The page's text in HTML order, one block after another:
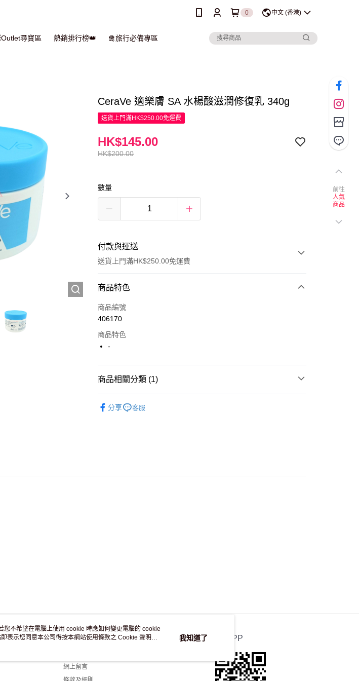
0 中文 (香港)
尋寶區 熱銷排行榜👑 🛅旅行必備專區
CeraVe 適樂膚 SA 水楊酸滋潤修復乳 340g
送貨上門滿HK$250.00免運費
HK$200.00
HK$145.00
數量
付款與運送
送貨上門滿HK$250.00免運費
付款方式
信用卡
JD京東物流，訂單確認發貨後2-4個工作天送達
商品特色
商品編號
406170
商品特色
-
商品相關分類 (1)
分享
客服
客戶服務
網上留言
官方APP
前往
人氣
商品
不希望在電腦上使用 cookie 時應如何變更電腦的 cookie
表示您同意本公司得按本網站使用條款之 Cookie 聲明使
我知道了